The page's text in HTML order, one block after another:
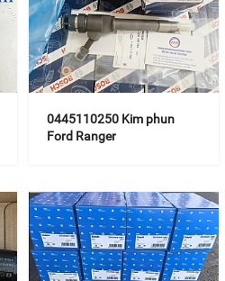
0445110250 Kim phun
Ford Ranger